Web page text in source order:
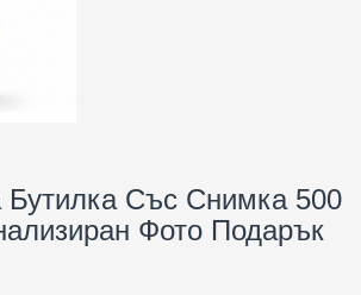
Със Снимка 500
Фото Подарък